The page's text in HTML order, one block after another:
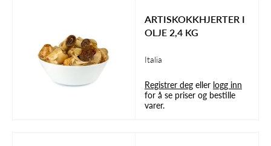
ARTISKOKKHJERTER I
OLJE 2,4 KG
Italia
Registrer deg eller logg inn
for å se priser og bestille
varer.